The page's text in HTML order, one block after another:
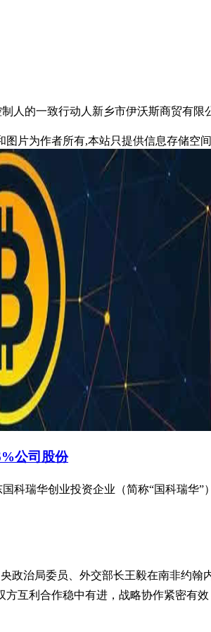
人的一致行动人新乡市伊沃斯商贸有
图片为作者所有,本站只提供信息存储空
公司股份
科瑞华创业投资企业（简称“国科瑞
政治局委员、外交部长王毅在南非约
互利合作稳中有进，战略协作紧密有效